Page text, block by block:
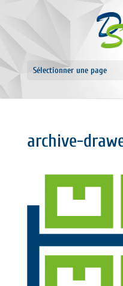
Sélectionner une page
archive-